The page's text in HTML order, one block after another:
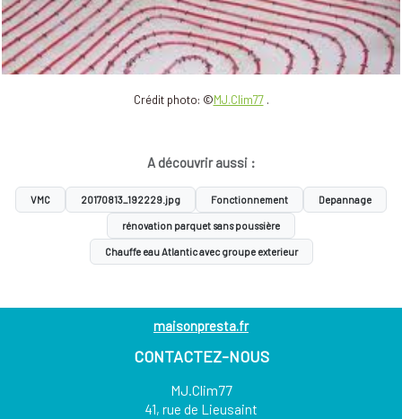
Crédit photo: ©MJ.Clim77.
A découvrir aussi :
VMC 20170813_192229.jpg Fonctionnement Depannage
rénovation parquet sans poussière
Chauffe eau Atlantic avec groupe exterieur
maisonpresta.fr
CONTACTEZ-NOUS
MJ.Clim77
41, rue de Lieusaint